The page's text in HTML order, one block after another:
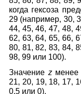
когда гексоза
29 (например, 30,
44, 45, 46, 47, 48,
62, 63, 64, 65, 66,
80, 81, 82, 83, 84,
98, 99 или 100).
Значение zменее
21, 20, 19, 18, 17,
0,5 или 0).